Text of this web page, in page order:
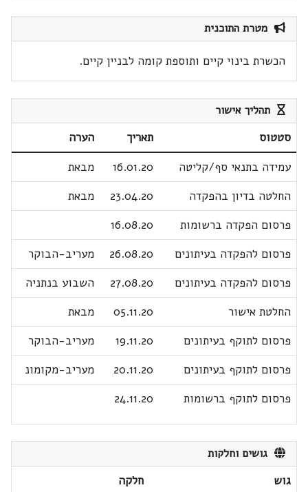
מטרת התוכנית
הכשרת בינוי קיים ותוספת קומה לבניין קיים.
תהליך אישור
סטטוס תאריך
הערה
עמידה בתנאי סף/קליטה
16.01.20
מבאת
החלטה בדיון בהפקדה
23.04.20
מבאת
פרסום הפקדה ברשומות
16.08.20
פרסום להפקדה בעיתונים
26.08.20
מעריב-הבוקר
פרסום להפקדה בעיתונים
27.08.20
השבוע בנתניה
החלטת אישור
05.11.20
מבאת
פרסום לתוקף בעיתונים
19.11.20
מעריב-הבוקר
פרסום לתוקף בעיתונים
20.11.20
מעריב-מקומונ
פרסום לתוקף ברשומות
24.11.20
גושים וחלקות
גוש
חלקה